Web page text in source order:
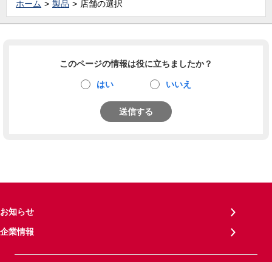
ホーム 製品 店舗の選択
このページの情報は役に立ちましたか？
はい いいえ
送信する
お知らせ
企業情報